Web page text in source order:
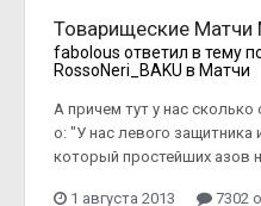
Товарищеские Матчи
fabolous ответил в тему
RossoNeri_BAKU в Матчи
А причем тут у нас
о: "У нас левого защитника
который простейших азов
1 августа 2013 7302